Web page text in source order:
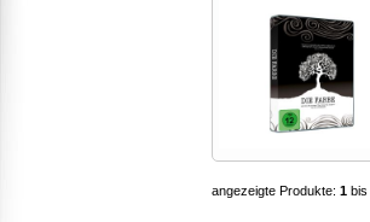
angezeigte Produkte: 1 bis